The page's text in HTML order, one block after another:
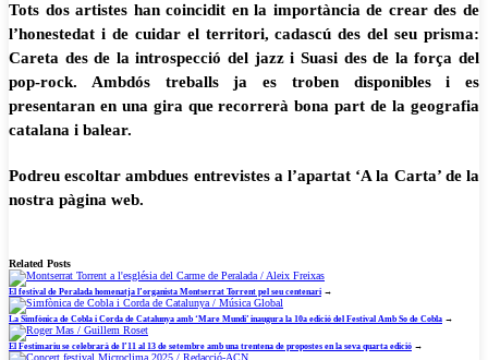
Tots dos artistes han coincidit en la importància de crear des de
l’honestedat i de cuidar el territori, cadascú des del seu prisma:
Careta des de la introspecció del jazz i Suasi des de la força del
pop-rock. Ambdós treballs ja es troben disponibles i es
presentaran en una gira que recorrerà bona part de la geografia
catalana i balear.
Podreu escoltar ambdues entrevistes a l’apartat ‘A la Carta’ de la
nostra pàgina web.
Related Posts
El festival de Peralada homenatja l’organista Montserrat Torrent pel seu centenari →
La Simfònica de Cobla i Corda de Catalunya amb ‘Mare Mundi’ inaugura la 10a edició del Festival Amb So de Cobla →
El Festimariu se celebrarà de l’11 al 13 de setembre amb una trentena de propostes en la seva quarta edició →